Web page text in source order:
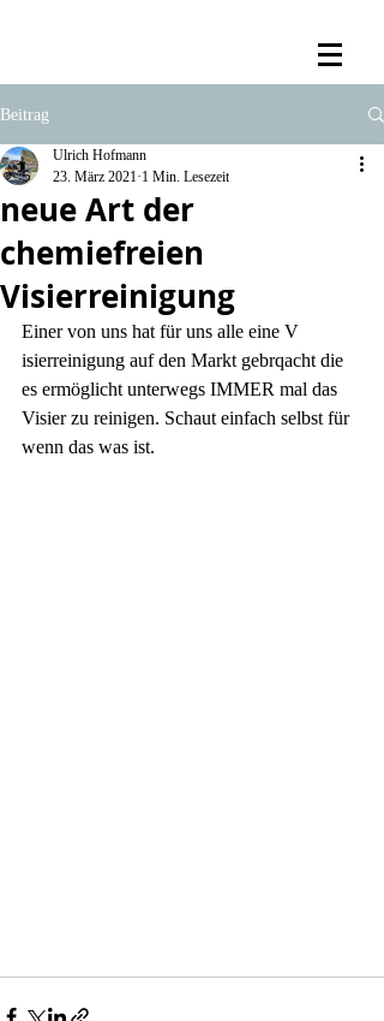
Beitrag
neue Art der
chemiefreien
Visierreinigung
Ulrich Hofmann
23. März 2021 1 Min. Lesezeit
Einer von uns hat für uns alle eine V
isierreinigung auf den Markt gebrqacht die
es ermöglicht unterwegs IMMER mal das
Visier zu reinigen. Schaut einfach selbst für
wenn das was ist.